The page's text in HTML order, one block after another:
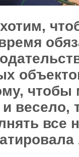
чтобы
и весело,
все